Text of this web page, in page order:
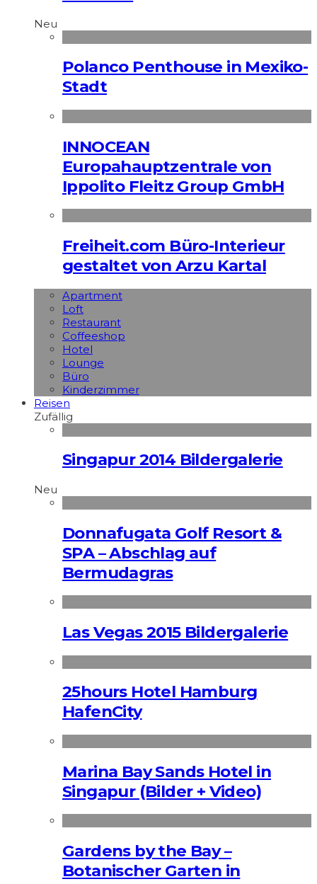
Neu
Polanco Penthouse in Mexiko-
Stadt
INNOCEAN
Europahauptzentrale von
Ippolito Fleitz Group GmbH
Freiheit.com Büro-Interieur
gestaltet von Arzu Kartal
Apart­ment
Loft
Restaurant
Coffeeshop
Hotel
Lounge
Büro
Kinderzimmer
Reisen
Zufällig
Singapur 2014 Bildergalerie
Neu
Donnafugata Golf Resort &
SPA – Abschlag auf
Bermudagras
Las Vegas 2015 Bildergalerie
25hours Hotel Hamburg
HafenCity
Marina Bay Sands Hotel in
Singapur (Bilder + Video)
Gardens by the Bay –
Botanischer Garten in